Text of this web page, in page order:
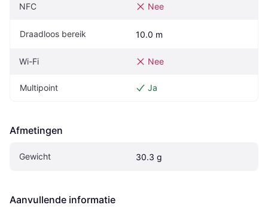
NFC Nee
Draadloos bereik 10.0 m
Wi-Fi Nee
Multipoint Ja
Afmetingen
Gewicht 30.3 g
Aanvullende informatie